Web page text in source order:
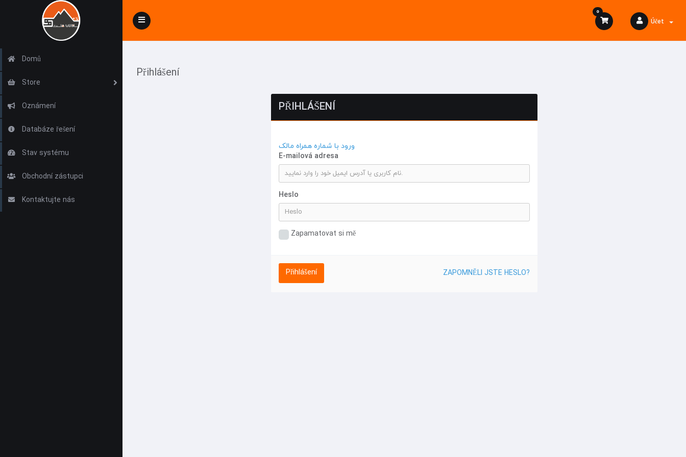
Toggle
navigation
0
Účet
Domů
Store
Oznámení
Databáze řešení
Stav systému
Obchodní zástupci
Kontaktujte nás
Přihlášení
PŘIHLÁŠENÍ
ورود با شماره همراه مالک
E-mailová adresa
Heslo
Zapamatovat si mě
ZAPOMNĚLI JSTE HESLO?